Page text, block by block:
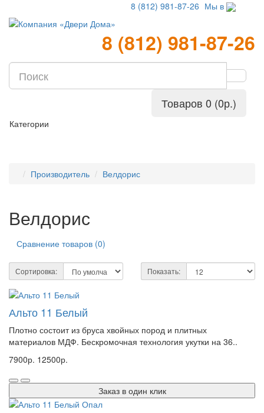
8 (812) 981-87-26 Мы в
8 (812) 981-87-26
Товаров 0 (0р.)
Категории
Производитель Велдорис
Велдорис
Сравнение товаров (0)
Сортировка: Показать:
Альто 11 Белый
Плотно состоит из бруса хвойных пород и плитных
материалов МДФ. Бескромочная технология укутки на 36..
7900р. 12500р.
Заказ в один клик